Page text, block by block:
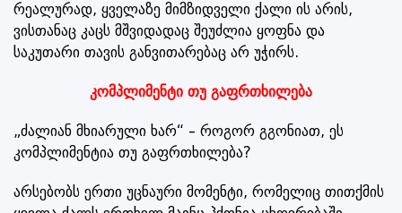
რეალურად, ყველაზე მიმზიდველი ქალი ის არის,
ვისთანაც კაცს მშვიდადაც შეუძლია ყოფნა და
საკუთარი თავის განვითარებაც არ უჭირს.
კომპლიმენტი თუ გაფრთხილება
„ძალიან მხიარული ხარ“ – როგორ გგონიათ, ეს
კომპლიმენტია თუ გაფრთხილება?
არსებობს ერთი უცნაური მომენტი, რომელიც თითქმის